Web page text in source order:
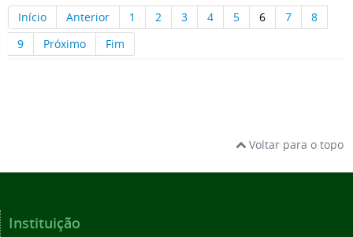
Início
Anterior 1 2 3 4 5 6 7
8
9
Próximo Fim
Voltar para o topo
Instituição